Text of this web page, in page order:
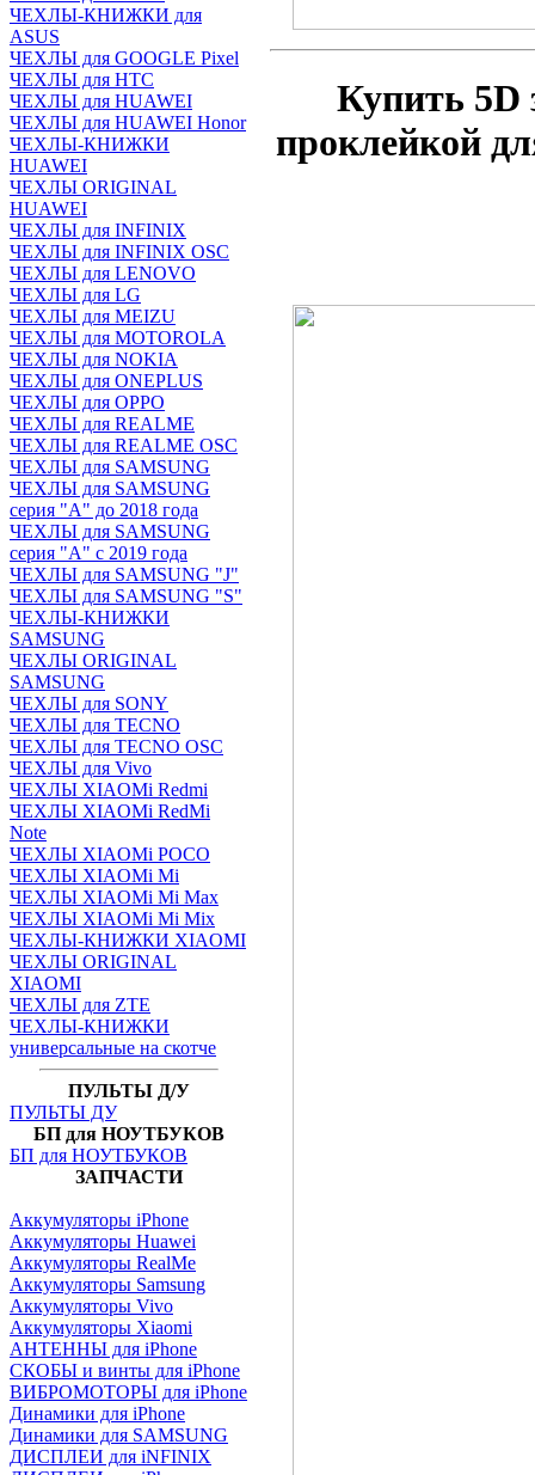
ЧЕХЛЫ-КНИЖКИ для
ASUS
ЧЕХЛЫ для GOOGLE Pixel
ЧЕХЛЫ для HTC
ЧЕХЛЫ для HUAWEI
ЧЕХЛЫ для HUAWEI Honor
ЧЕХЛЫ-КНИЖКИ
HUAWEI
ЧЕХЛЫ ORIGINAL
HUAWEI
ЧЕХЛЫ для INFINIX
ЧЕХЛЫ для INFINIX OSC
ЧЕХЛЫ для LENOVO
ЧЕХЛЫ для LG
ЧЕХЛЫ для MEIZU
ЧЕХЛЫ для MOTOROLA
ЧЕХЛЫ для NOKIA
ЧЕХЛЫ для ONEPLUS
ЧЕХЛЫ для OPPO
ЧЕХЛЫ для REALME
ЧЕХЛЫ для REALME OSC
ЧЕХЛЫ для SAMSUNG
ЧЕХЛЫ для SAMSUNG
серия "A" до 2018 года
ЧЕХЛЫ для SAMSUNG
серия "A" с 2019 года
ЧЕХЛЫ для SAMSUNG "J"
ЧЕХЛЫ для SAMSUNG "S"
ЧЕХЛЫ-КНИЖКИ
SAMSUNG
ЧЕХЛЫ ORIGINAL
SAMSUNG
ЧЕХЛЫ для SONY
ЧЕХЛЫ для TECNO
ЧЕХЛЫ для TECNO OSC
ЧЕХЛЫ для Vivo
ЧЕХЛЫ XIAOMi Redmi
ЧЕХЛЫ XIAOMi RedMi
Note
ЧЕХЛЫ XIAOMi POCO
ЧЕХЛЫ XIAOMi Mi
ЧЕХЛЫ XIAOMi Mi Max
ЧЕХЛЫ XIAOMi Mi Mix
ЧЕХЛЫ-КНИЖКИ XIAOMI
ЧЕХЛЫ ORIGINAL
XIAOMI
ЧЕХЛЫ для ZTE
ЧЕХЛЫ-КНИЖКИ
универсальные на скотче
ПУЛЬТЫ Д/У
ПУЛЬТЫ ДУ
БП для НОУТБУКОВ
БП для НОУТБУКОВ
ЗАПЧАСТИ
Аккумуляторы iPhone
Аккумуляторы Huawei
Аккумуляторы RealMe
Аккумуляторы Samsung
Аккумуляторы Vivo
Аккумуляторы Xiaomi
АНТЕННЫ для iPhone
СКОБЫ и винты для iPhone
ВИБРОМОТОРЫ для iPhone
Динамики для iPhone
Динамики для SAMSUNG
ДИСПЛЕИ для iNFINIX
Купить 5D
проклейкой